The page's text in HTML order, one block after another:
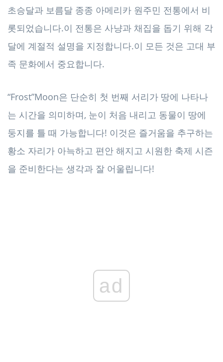
초승달과 보름달 종종 아메리카 원주민 전통에서 비
롯되었습니다.이 전통은 사냥과 채집을 돕기 위해 각
달에 계절적 설명을 지정합니다.이 모든 것은 고대 부
족 문화에서 중요합니다.
“Frost”Moon은 단순히 첫 번째 서리가 땅에 나타나
는 시간을 의미하며, 눈이 처음 내리고 동물이 땅에
둥지를 틀 때 가능합니다! 이것은 즐거움을 추구하는
황소 자리가 아늑하고 편안 해지고 시원한 축제 시즌
을 준비한다는 생각과 잘 어울립니다!
ad